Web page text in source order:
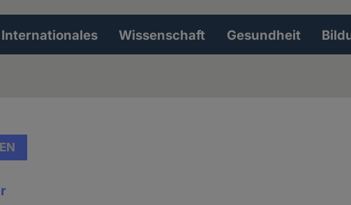
Volltextsuche
Internationales Wissenschaft Gesundheit